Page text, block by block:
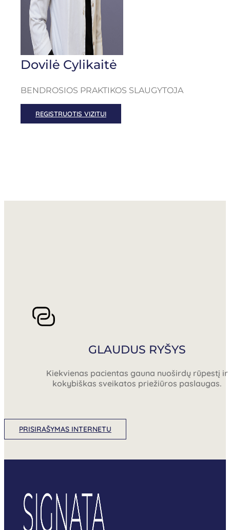
Dovilė Cylikaitė
BENDROSIOS PRAKTIKOS SLAUGYTOJA
REGISTRUOTIS VIZITUI
GLAUDUS RYŠYS
Kiekvienas pacientas gauna nuoširdų rūpestį ir
kokybiškas sveikatos priežiūros paslaugas.
PRISIRAŠYMAS INTERNETU